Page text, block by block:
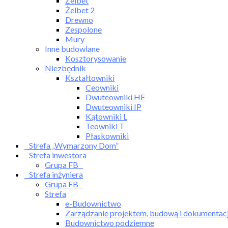
Żelbet 2
Drewno
Zespolone
Mury
Inne budowlane
Kosztorysowanie
Niezbędnik
Kształtowniki
Ceowniki
Dwuteowniki HE
Dwuteowniki IP
Kątowniki L
Teowniki T
Płaskowniki
Strefa „Wymarzony Dom”
Strefa inwestora
Grupa FB
Strefa inżyniera
Grupa FB
Strefa
e-Budownictwo
Zarządzanie projektem, budową i
Budownictwo podziemne